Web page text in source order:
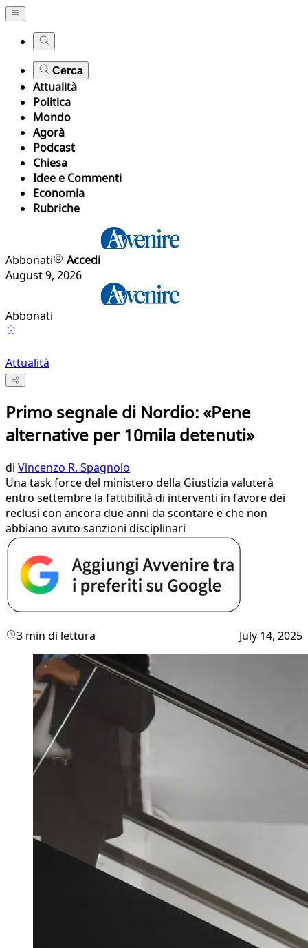
Cerca
Attualità
Politica
Mondo
Agorà
Podcast
Chiesa
Idee e Commenti
Economia
Rubriche
Abbonati
Accedi
August 9, 2026
Abbonati
Attualità
Primo segnale di Nordio: «Pene
alternative per 10mila detenuti»
di Vincenzo R. Spagnolo
Una task force del ministero della Giustizia valuterà
entro settembre la fattibilità di interventi in favore dei
reclusi con ancora due anni da scontare e che non
abbiano avuto sanzioni disciplinari
3 min di lettura July 14, 2025